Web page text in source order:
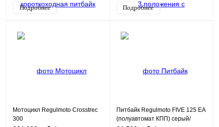
Подробнее Подробнее
Мотоцикл Regulmoto Crosstrec
300
Питбайк Regulmoto FIVE 125 EA
(полуавтомат КПП) серый/